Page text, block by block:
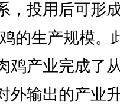
，投用后可形
的生产规模。
鸡产业完成了
外输出的产业